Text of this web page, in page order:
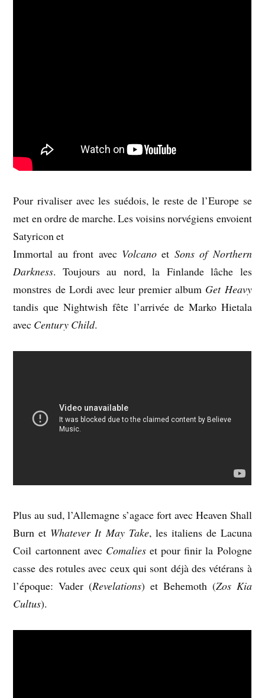
Pour rivaliser avec les suédois, le reste de l’Europe se
met en ordre de marche. Les voisins norvégiens envoient
Satyricon et
Immortal au front avec Volcanoet Sons of Northern
Darkness. Toujours au nord, la Finlande lâche les
monstres de Lordi avec leur premier album Get Heavy
tandis que Nightwish fête l’arrivée de Marko Hietala
avec Century Child.
Plus au sud, l’Allemagne s’agace fort avec Heaven Shall
Burn et Whatever It May Take, les italiens de Lacuna
Coil cartonnent avec Comalieset pour finir la Pologne
casse des rotules avec ceux qui sont déjà des vétérans à
l’époque: Vader (Revelations) et Behemoth (Zos Kia
Cultus).